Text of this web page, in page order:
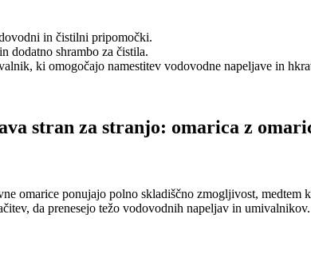
in čistilni pripomočki.
dodatno shrambo za čistila.
ki omogočajo namestitev vodovodne napeljave in
stran za stranjo: omarica z
omarice ponujajo polno skladiščno zmogljivost, medtem
da prenesejo težo vodovodnih napeljav in umivalnikov.